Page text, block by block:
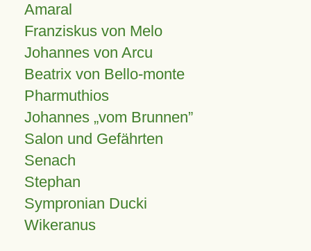
Amaral
Franziskus von Melo
Johannes von Arcu
Beatrix von Bello-monte
Pharmuthios
Johannes vom Brunnen
Salon und Gefährten
Senach
Stephan
Sympronian Ducki
Wikeranus